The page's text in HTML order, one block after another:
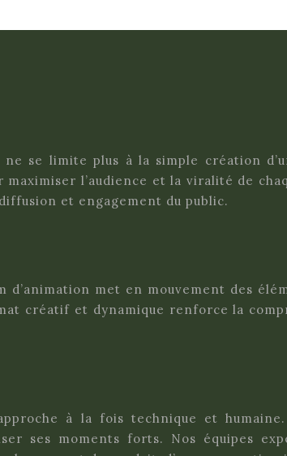
se limite plus à la simple création
l’audience et la viralité de
et engagement du public.
met en mouvement des
créatif et dynamique renforce la
à la fois technique et
ses moments forts. Nos équipes